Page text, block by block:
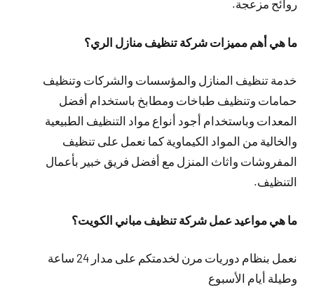
روائح مزعجة.
ما هي أهم مميزات شركة تنظيف منازل الري؟
خدمة تنظيف المنازل والمؤسسات والشركات وتنظيف
حمامات وتنظيف طباخات ومطابخ باستخدام أفضل
المعدات وباستخدام أجود أنواع مواد التنظيف الطبيعية
والخالية من المواد الكيماوية كما نعمل على تنظيف
المفروشات واثاث المنزل مع أفضل فريق خبير بأعمال
التنظيف.
ما هي مواعيد عمل شركة تنظيف مباني الكويت؟
نعمل بنظام دوريات مرن لخدمتكم على مدار 24 ساعة
وطيلة أيام الأسبوع